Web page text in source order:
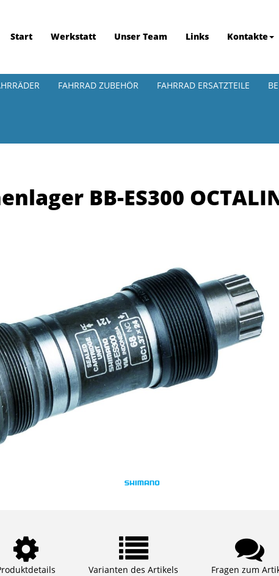
Start Werkstatt Unser Team Links Kontakte
FAHRRAD ZUBEHÖR FAHRRAD ERSATZTEILE
BB-ES300
Varianten des Artikels Fragen zum